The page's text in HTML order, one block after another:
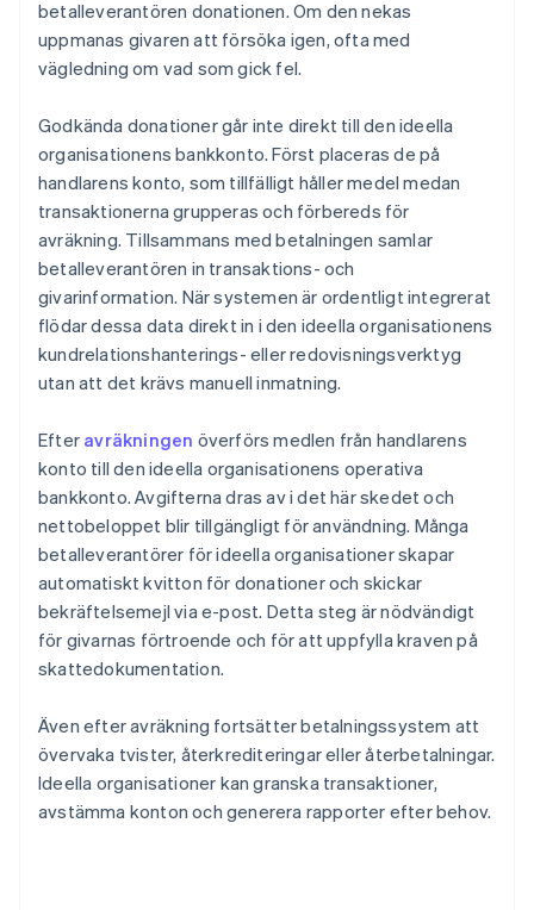
betalleverantören donationen. Om den nekas
uppmanas givaren att försöka igen, ofta med
vägledning om vad som gick fel.
Godkända donationer går inte direkt till den ideella
organisationens bankkonto. Först placeras de på
handlarens konto, som tillfälligt håller medel medan
transaktionerna grupperas och förbereds för
avräkning. Tillsammans med betalningen samlar
betalleverantören in transaktions- och
givarinformation. När systemen är ordentligt integrerat
flödar dessa data direkt in i den ideella organisationens
kundrelationshanterings- eller redovisningsverktyg
utan att det krävs manuell inmatning.
Efter avräkningen överförs medlen från handlarens
konto till den ideella organisationens operativa
bankkonto. Avgifterna dras av i det här skedet och
nettobeloppet blir tillgängligt för användning. Många
betalleverantörer för ideella organisationer skapar
automatiskt kvitton för donationer och skickar
bekräftelsemejl via e-post. Detta steg är nödvändigt
för givarnas förtroende och för att uppfylla kraven på
skattedokumentation.
Även efter avräkning fortsätter betalningssystem att
övervaka tvister, återkrediteringar eller återbetalningar.
Ideella organisationer kan granska transaktioner,
avstämma konton och generera rapporter efter behov.